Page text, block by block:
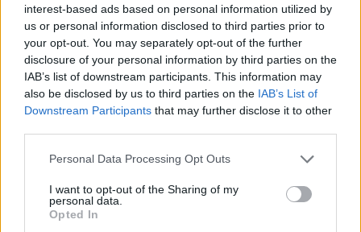
interest-based ads based on personal information utilized by
us or personal information disclosed to third parties prior to
your opt-out. You may separately opt-out of the further
disclosure of your personal information by third parties on the
IAB’s list of downstream participants. This information may
also be disclosed by us to third parties on the IAB’s List of
Downstream Participants that may further disclose it to other
Please note that this website/app uses one or more Google
not limited to your visit or usage behaviour. You may click to
grant or deny consent to Google and its third-party tags to
use your data for below specified purposes in below Google
Personal Data Processing Opt Outs
I want to opt-out of the Sharing of my
personal data.
Opted In
Pozostały wątpliwości? Brakuje czegoś w haśle?
Zobacz, co zyskują abonenci Dobrego słownika.
SPRAWDŹ
O wielu wariantach zapisu i odmianie